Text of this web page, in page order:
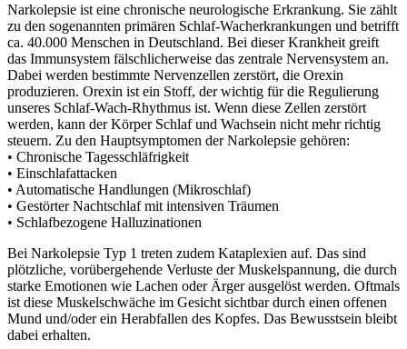
Narkolepsie ist eine chronische neurologische Erkrankung. Sie zählt
zu den sogenannten primären Schlaf-Wacherkrankungen und betrifft
ca. 40.000 Menschen in Deutschland. Bei dieser Krankheit greift
das Immunsystem fälschlicherweise das zentrale Nervensystem an.
Dabei werden bestimmte Nervenzellen zerstört, die Orexin
produzieren. Orexin ist ein Stoff, der wichtig für die Regulierung
unseres Schlaf-Wach-Rhythmus ist. Wenn diese Zellen zerstört
werden, kann der Körper Schlaf und Wachsein nicht mehr richtig
steuern. Zu den Hauptsymptomen der Narkolepsie gehören:
• Chronische Tagesschläfrigkeit
• Einschlafattacken
• Automatische Handlungen (Mikroschlaf)
• Gestörter Nachtschlaf mit intensiven Träumen
• Schlafbezogene Halluzinationen
Bei Narkolepsie Typ 1 treten zudem Kataplexien auf. Das sind
plötzliche, vorübergehende Verluste der Muskelspannung, die durch
starke Emotionen wie Lachen oder Ärger ausgelöst werden. Oftmals
ist diese Muskelschwäche im Gesicht sichtbar durch einen offenen
Mund und/oder ein Herabfallen des Kopfes. Das Bewusstsein bleibt
dabei erhalten.